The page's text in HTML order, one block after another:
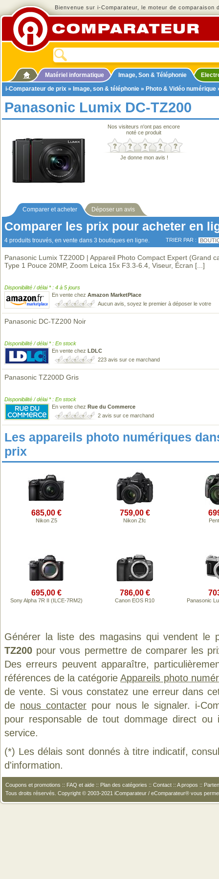
Bienvenue sur i-Comparateur, le moteur de comparaison
Matériel informatique Image, Son & Téléphonie
i-Comparateur de prix » Image, son & téléphonie » Photo & Vidéo numérique
Panasonic Lumix DC-TZ200
Nos visiteurs n'ont pas encore
noté ce produit
Je donne mon avis !
Comparer et acheter Déposer un avis
Comparer les prix pour acheter en
4 produits trouvés, en vente dans 3 boutiques en ligne. TRIER PAR :
Panasonic Lumix TZ200D | Appareil Photo Compact Expert (Grand
Type 1 Pouce 20MP, Zoom Leica 15x F3.3-6.4, Viseur, Écran [...]
Disponibilité / délai * : 4 à 5 jours
En vente chez Amazon MarketPlace
Aucun avis, soyez le premier à déposer le votre
Panasonic DC-TZ200 Noir
Disponibilité / délai * : En stock
En vente chez LDLC
223 avis sur ce marchand
Panasonic TZ200D Gris
Disponibilité / délai * : En stock
En vente chez Rue du Commerce
2 avis sur ce marchand
Les appareils photo numériques
prix
685,00 €
Nikon Z5
759,00 €
Nikon Zfc
695,00 €
Sony Alpha 7R II (ILCE-7RM2)
786,00 €
Canon EOS R10 Panasonic
Générer la liste des magasins qui vendent le
TZ200 pour vous permettre de comparer les
Des erreurs peuvent apparaître,
références de la catégorieAppareils photo
de vente. Si vous constatez une erreur dans
de nous contacter pour nous le signaler. i-
pour responsable de tout dommage direct
service.
(*) Les délais sont donnés à titre indicatif,
d'information.
Coupons et promotions :: FAQ et aide :: Plan des catégories :: Contact :: A propos ::
Tous droits réservés. Copyright © 2003-2021 iComparateur / eComparateur® vous